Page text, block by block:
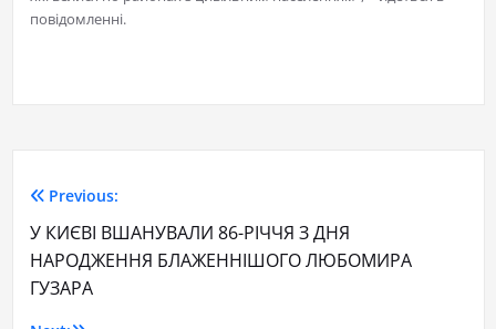
повідомленні.
Previous:
У КИЄВІ ВШАНУВАЛИ 86-РІЧЧЯ З ДНЯ
НАРОДЖЕННЯ БЛАЖЕННІШОГО ЛЮБОМИРА
ГУЗАРА